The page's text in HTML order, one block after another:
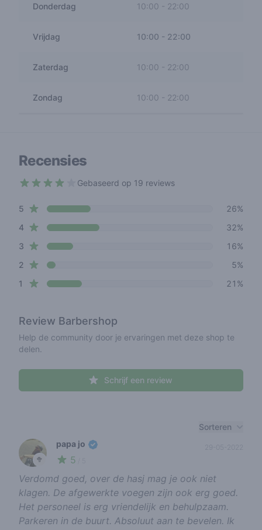
Donderdag 10:00 22:00
Vrijdag 10:00 - 22:00
Zaterdag 10:00 22:00
Zondag 10:00 - 22:00
Recensies
Gebaseerd op 19 reviews
Review data
5 star reviews
26%
4star reviews
32%
3 star reviews
16%
2 star reviews
5%
1 star reviews 21%
Review Barbershop
Help de community door je ervaringen met deze shop te
delen.
Schrijf een review
Sorteren
🥦
papa jo
5
Verdomd goed, over de hasj mag je ook niet
klagen. De afgewerkte voegen zijn ook erg goed.
Het personeel is erg vriendelijk en behulpzaam.
Parkeren in de buurt. Absoluut aan te bevelen. Ik